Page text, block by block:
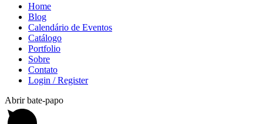
Home
Blog
Calendário de Eventos
Catálogo
Portfolio
Sobre
Contato
Login / Register
Abrir bate-papo